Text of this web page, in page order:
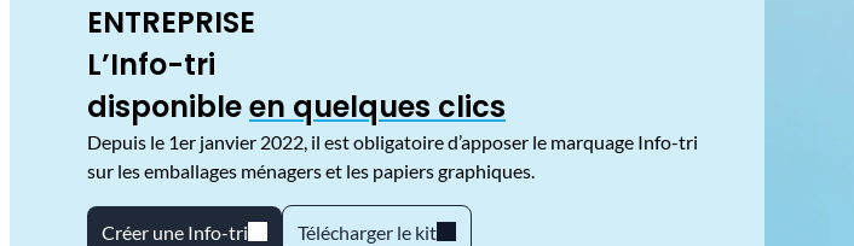
ENTREPRISE
L’Info-tri
disponibleen quelques clics
Depuis le 1er janvier 2022, il est obligatoire d’apposer le marquage Info-tri
sur les emballages ménagers et les papiers graphiques.
Créer une Info-tri Télécharger le kit